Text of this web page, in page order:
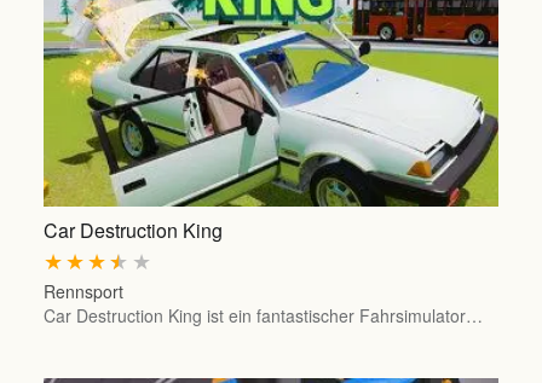
Car Destruction King
★
★
★
★
★
Rennsport
Car Destruction King ist ein fantastischer Fahrsimulator…